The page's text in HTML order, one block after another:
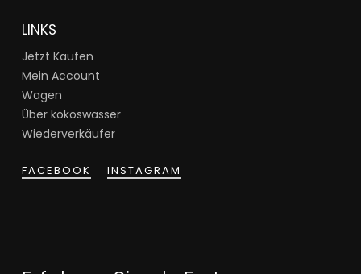
LINKS
Jetzt Kaufen
Mein Account
Wagen
Über kokoswasser
Wiederverkäufer
FACEBOOK INSTAGRAM